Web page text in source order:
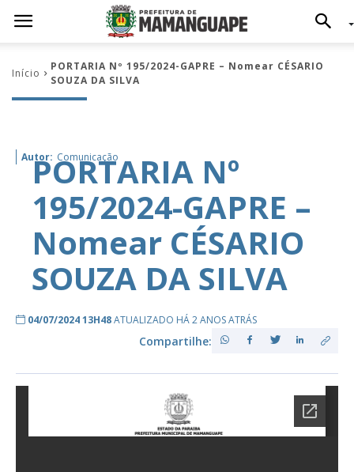
Início
PORTARIA Nº 195/2024-GAPRE – Nomear CÉSARIO
SOUZA DA SILVA
Autor: Comunicação
PORTARIA Nº
195/2024-GAPRE –
Nomear CÉSARIO
SOUZA DA SILVA
04/07/2024 13H48ATUALIZADO HÁ 2 ANOS ATRÁS
Compartilhe: